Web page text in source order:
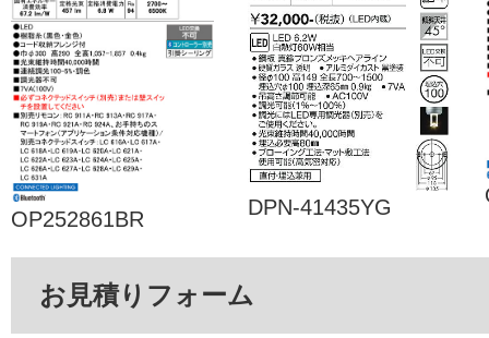
OP252861BR DPN-41435YG
お見積りフォーム